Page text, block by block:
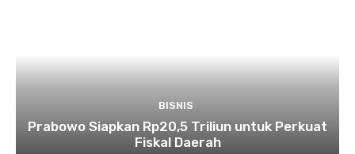
BISNIS
Prabowo Siapkan Rp20,5 Triliun untuk Perkuat
Fiskal Daerah